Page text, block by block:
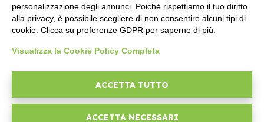
Condizioni di vendita
Condizioni del servizio di supporto
Informative Privacy
Security Policy
personalizzazione degli annunci. Poiché rispettiamo il tuo diritto
alla privacy, è possibile scegliere di non consentire alcuni tipi di
cookie. Clicca su preferenze GDPR per saperne di più.
Visualizza la Cookie Policy Completa
ACCETTA TUTTO
ACCETTA NECESSARI